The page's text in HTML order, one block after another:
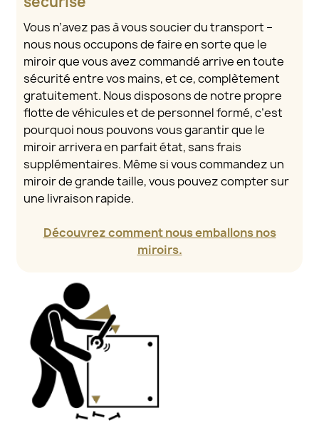
Vous n’avez pas à vous soucier du transport –
nous nous occupons de faire en sorte que le
miroir que vous avez commandé arrive en toute
sécurité entre vos mains, et ce, complètement
gratuitement. Nous disposons de notre propre
flotte de véhicules et de personnel formé, c’est
pourquoi nous pouvons vous garantir que le
miroir arrivera en parfait état, sans frais
supplémentaires. Même si vous commandez un
miroir de grande taille, vous pouvez compter sur
une livraison rapide.
Découvrez comment nous emballons nos
miroirs.